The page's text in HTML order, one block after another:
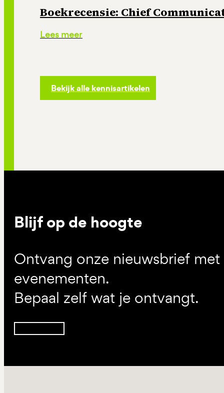
Boekrecensie: Chief
Lees meer
Bekijk alle kennisartikelen
Blijf op de hoogte
Ontvang onze nieuwsbrief
evenementen.
Bepaal zelf wat je ontvangt.